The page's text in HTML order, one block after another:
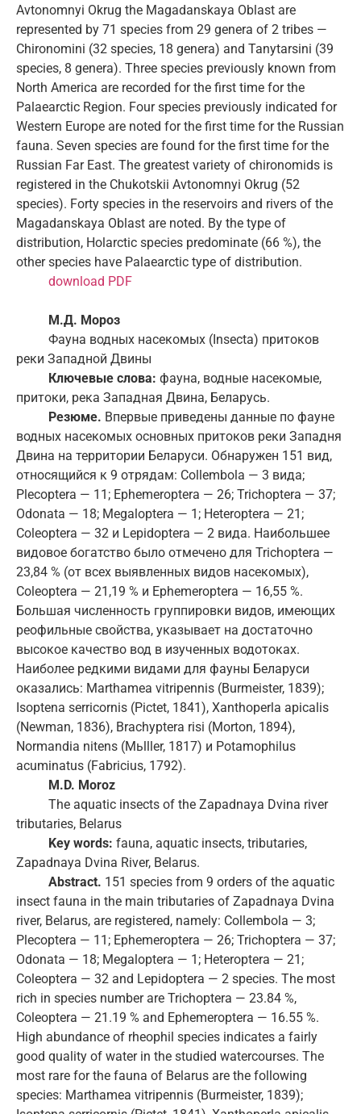
Avtonomnyi Okrug the Magadanskaya Oblast are
represented by 71 species from 29 genera of 2 tribes —
Chironomini (32 species, 18 genera) and Tanytarsini (39
species, 8 genera). Three species previously known from
North America are recorded for the first time for the
Palaearctic Region. Four species previously indicated for
Western Europe are noted for the first time for the Russian
fauna. Seven species are found for the first time for the
Russian Far East. The greatest variety of chironomids is
registered in the Chukotskii Avtonomnyi Okrug (52
species). Forty species in the reservoirs and rivers of the
Magadanskaya Oblast are noted. By the type of
distribution, Holarctic species predominate (66 %), the
other species have Palaearctic type of distribution.
download PDF
М.Д. Мороз
Фауна водных насекомых (Insecta) притоков
реки Западной Двины
Ключевые слова: фауна, водные насекомые,
притоки, река Западная Двина, Беларусь.
Резюме. Впервые приведены данные по фауне
водных насекомых основных притоков реки Западня
Двина на территории Беларуси. Обнаружен 151 вид,
относящийся к 9 отрядам: Collembola — 3 вида;
Plecoptera — 11; Ephemeroptera — 26; Trichoptera — 37;
Odonata — 18; Megaloptera — 1; Heteroptera — 21;
Coleoptera — 32 и Lepidoptera — 2 вида. Наибольшее
видовое богатство было отмечено для Trichoptera —
23,84 % (от всех выявленных видов насекомых),
Coleoptera — 21,19 % и Ephemeroptera — 16,55 %.
Большая численность группировки видов, имеющих
реофильные свойства, указывает на достаточно
высокое качество вод в изученных водотоках.
Наиболее редкими видами для фауны Беларуси
оказались: Marthamea vitripennis (Burmeister, 1839);
Isoptena serricornis (Pictet, 1841), Xanthoperla apicalis
(Newman, 1836), Brachyptera risi (Morton, 1894),
Normandia nitens (Mьlller, 1817) и Potamophilus
acuminatus (Fabricius, 1792).
M.D. Moroz
The aquatic insects of the Zapadnaya Dvina river
tributaries, Belarus
Key words: fauna, aquatic insects, tributaries,
Zapadnaya Dvina River, Belarus.
Abstract. 151 species from 9 orders of the aquatic
insect fauna in the main tributaries of Zapadnaya Dvina
river, Belarus, are registered, namely: Collembola — 3;
Plecoptera — 11; Ephemeroptera — 26; Trichoptera — 37;
Odonata — 18; Megaloptera — 1; Heteroptera — 21;
Coleoptera — 32 and Lepidoptera — 2 species. The most
rich in species number are Trichoptera — 23.84 %,
Coleoptera — 21.19 % and Ephemeroptera — 16.55 %.
High abundance of rheophil species indicates a fairly
good quality of water in the studied watercourses. The
most rare for the fauna of Belarus are the following
species: Marthamea vitripennis (Burmeister, 1839);